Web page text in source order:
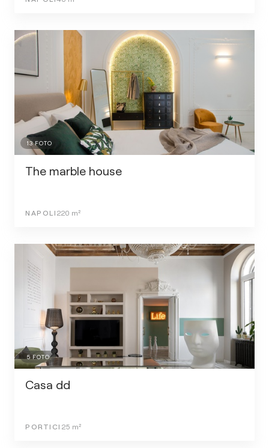
13FOTO
The marble house
NAPOLI 220 m²
5 FOTO
Casa dd
PORTICI 25 m²